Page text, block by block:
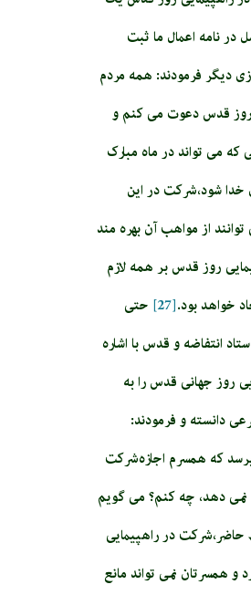
در نامه اعمال ما ثبت
دیگر فرمودند: همه مردم
روز قدس دعوت می کنم و
که می تواند در ماه مبارک
شود، شرکت در این
از مواهب آن بهره مند
روز قدس بر همه لازم
خواهد بود.[27]
حتی
انتفاضه و قدس با اشاره
روز جهانی قدس را به
دانسته و فرمودند:
که همسرم اجازه شرکت
نمی دهد، چه کنم؟ می گویم
حاضر، شرکت در راهپیمایی
همسرتان نمی تواند مانع